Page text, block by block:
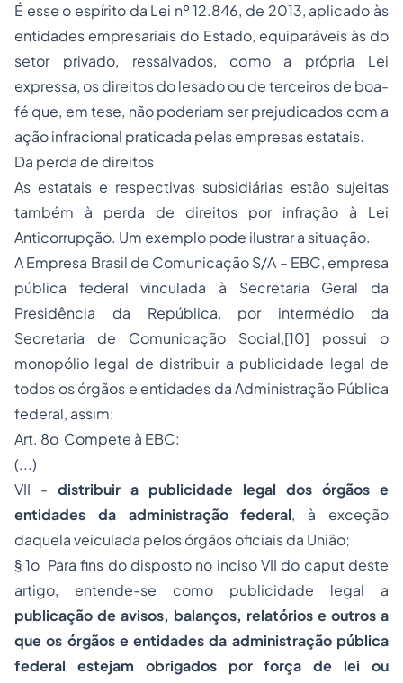
É esse o espírito da Lei nº 12.846, de 2013, aplicado às
entidades empresariais do Estado, equiparáveis às do
setor privado, ressalvados, como a própria Lei
expressa, os direitos do lesado ou de terceiros de boa-
fé que, em tese, não poderiam ser prejudicados com a
ação infracional praticada pelas empresas estatais.
Da perda de direitos
As estatais e respectivas subsidiárias estão sujeitas
também à perda de direitos por infração à Lei
Anticorrupção. Um exemplo pode ilustrar a situação.
A Empresa Brasil de Comunicação S/A – EBC, empresa
pública federal vinculada à Secretaria Geral da
Presidência da República, por intermédio da
Secretaria de Comunicação Social,[10] possui o
monopólio legal de distribuir a publicidade legal de
todos os órgãos e entidades da Administração Pública
federal, assim:
Art. 8o Compete à EBC:
(...)
VII - distribuir a publicidade legal dos órgãos e
entidades da administração federal, à exceção
daquela veiculada pelos órgãos oficiais da União;
§ 1o Para fins do disposto no inciso VII do caput deste
artigo, entende-se como publicidade legal a
publicação de avisos, balanços, relatórios e outros a
que os órgãos e entidades da administração pública
federal estejam obrigados por força de lei ou